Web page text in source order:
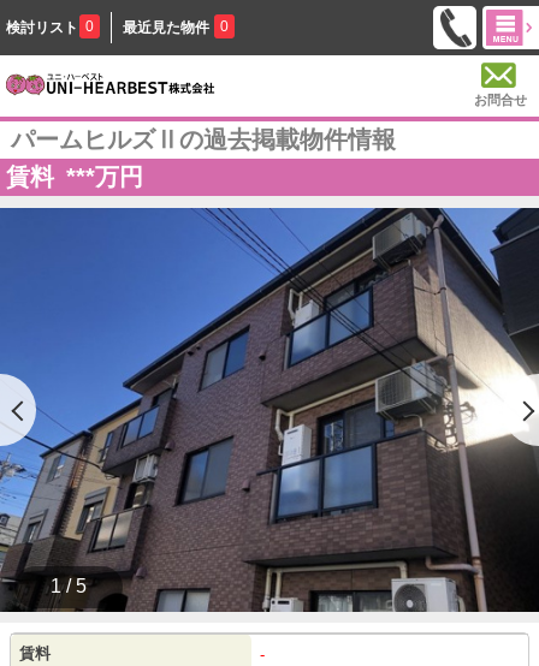
検討リスト 0 最近見た物件 0
お問合せ
パームヒルズⅡの過去掲載物件情報
賃料 ***万円
1 / 5
賃料 -